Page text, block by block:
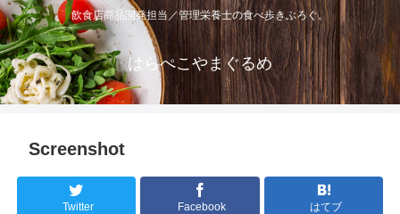
飲食店商品開発担当／管理栄養士の食べ歩きぶろぐ。
はらぺこやまぐるめ
Screenshot
Twitter Facebook はてブ